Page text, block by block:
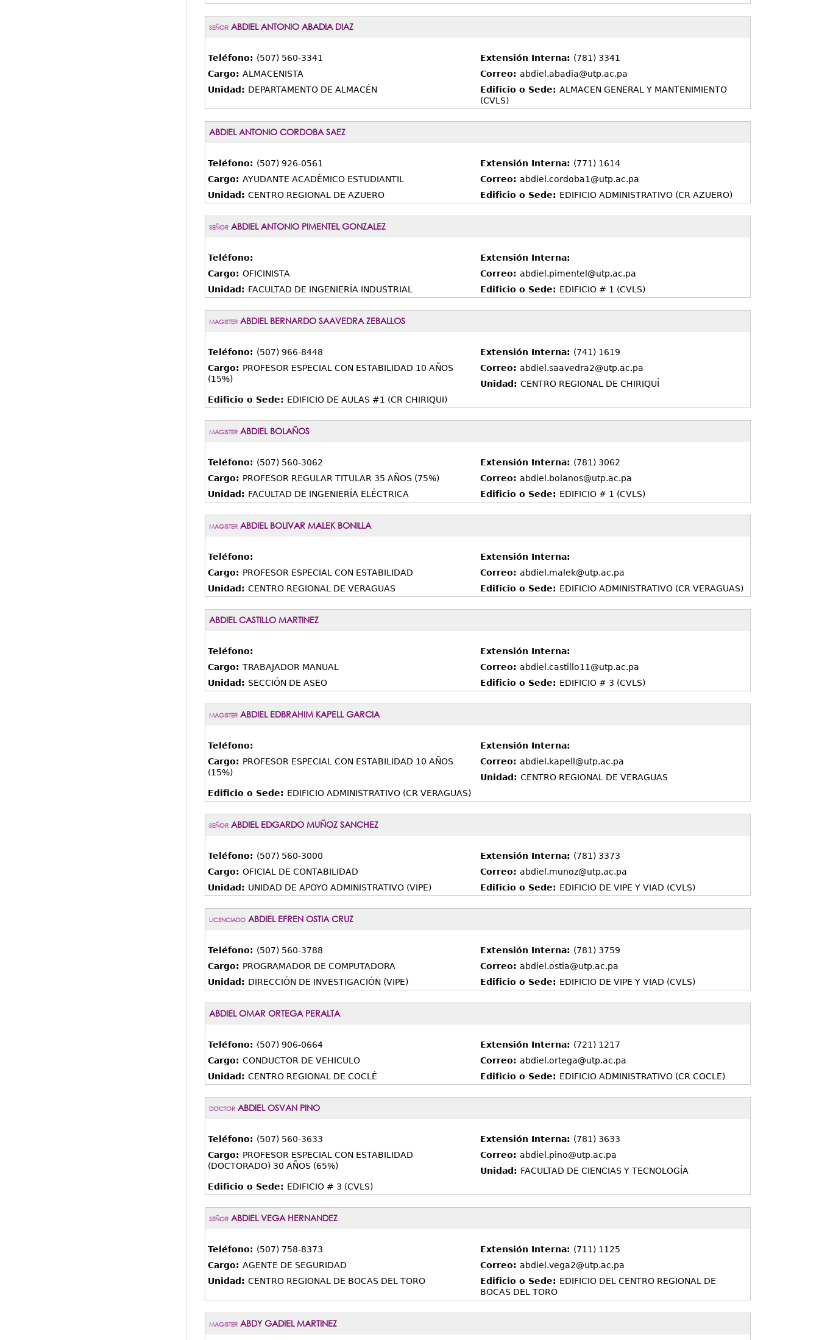
SEÑORABDIEL ANTONIO ABADIA DIAZ
Teléfono: (507) 560-3341 Extensión Interna: (781) 3341
Cargo: ALMACENISTA Correo: abdiel.abadia@utp.ac.pa
Unidad: DEPARTAMENTO DE ALMACÉN Edificio o Sede: ALMACEN GENERAL Y MANTENIMIENTO
(CVLS)
ABDIEL ANTONIO CORDOBA SAEZ
Teléfono: (507) 926-0561 Extensión Interna: (771) 1614
Cargo: AYUDANTE ACADÉMICO ESTUDIANTIL Correo: abdiel.cordoba1@utp.ac.pa
Unidad: CENTRO REGIONAL DE AZUERO Edificio o Sede: EDIFICIO ADMINISTRATIVO (CR AZUERO)
SEÑORABDIEL ANTONIO PIMENTEL GONZALEZ
Teléfono:
Extensión Interna:
Cargo: OFICINISTA Correo: abdiel.pimentel@utp.ac.pa
Unidad: FACULTAD DE INGENIERÍA INDUSTRIAL Edificio o Sede: EDIFICIO # 1 (CVLS)
MAGISTERABDIEL BERNARDO SAAVEDRA ZEBALLOS
Teléfono: (507) 966-8448 Extensión Interna: (741) 1619
Cargo: PROFESOR ESPECIAL CON ESTABILIDAD 10 AÑOS
(15%)
Correo: abdiel.saavedra2@utp.ac.pa
Unidad: CENTRO REGIONAL DE CHIRIQUÍ
Edificio o Sede: EDIFICIO DE AULAS #1 (CR CHIRIQUI)
MAGISTERABDIEL BOLAÑOS
Teléfono: (507) 560-3062 Extensión Interna: (781) 3062
Cargo: PROFESOR REGULAR TITULAR 35 AÑOS (75%) Correo: abdiel.bolanos@utp.ac.pa
Unidad: FACULTAD DE INGENIERÍA ELÉCTRICA Edificio o Sede: EDIFICIO # 1 (CVLS)
MAGISTERABDIEL BOLIVAR MALEK BONILLA
Teléfono:
Extensión Interna:
Cargo: PROFESOR ESPECIAL CON ESTABILIDAD Correo: abdiel.malek@utp.ac.pa
Unidad: CENTRO REGIONAL DE VERAGUAS Edificio o Sede: EDIFICIO ADMINISTRATIVO (CR VERAGUAS)
ABDIEL CASTILLO MARTINEZ
Teléfono:
Extensión Interna:
Cargo: TRABAJADOR MANUAL Correo: abdiel.castillo11@utp.ac.pa
Unidad: SECCIÓN DE ASEO Edificio o Sede: EDIFICIO # 3 (CVLS)
MAGISTERABDIEL EDBRAHIM KAPELL GARCIA
Teléfono:
Extensión Interna:
Cargo: PROFESOR ESPECIAL CON ESTABILIDAD 10 AÑOS
(15%)
Correo: abdiel.kapell@utp.ac.pa
Unidad: CENTRO REGIONAL DE VERAGUAS
Edificio o Sede: EDIFICIO ADMINISTRATIVO (CR VERAGUAS)
SEÑORABDIEL EDGARDO MUÑOZ SANCHEZ
Teléfono: (507) 560-3000 Extensión Interna: (781) 3373
Cargo: OFICIAL DE CONTABILIDAD Correo: abdiel.munoz@utp.ac.pa
Unidad: UNIDAD DE APOYO ADMINISTRATIVO (VIPE) Edificio o Sede: EDIFICIO DE VIPE Y VIAD (CVLS)
LICENCIADOABDIEL EFREN OSTIA CRUZ
Teléfono: (507) 560-3788 Extensión Interna: (781) 3759
Cargo: PROGRAMADOR DE COMPUTADORA Correo: abdiel.ostia@utp.ac.pa
Unidad: DIRECCIÓN DE INVESTIGACIÓN (VIPE) Edificio o Sede: EDIFICIO DE VIPE Y VIAD (CVLS)
ABDIEL OMAR ORTEGA PERALTA
Teléfono: (507) 906-0664 Extensión Interna: (721) 1217
Cargo: CONDUCTOR DE VEHICULO Correo: abdiel.ortega@utp.ac.pa
Unidad: CENTRO REGIONAL DE COCLÉ Edificio o Sede: EDIFICIO ADMINISTRATIVO (CR COCLE)
DOCTORABDIEL OSVAN PINO
Teléfono: (507) 560-3633 Extensión Interna: (781) 3633
Cargo: PROFESOR ESPECIAL CON ESTABILIDAD
(DOCTORADO) 30 AÑOS (65%)
Correo: abdiel.pino@utp.ac.pa
Unidad: FACULTAD DE CIENCIAS Y TECNOLOGÍA
Edificio o Sede: EDIFICIO # 3 (CVLS)
SEÑORABDIEL VEGA HERNANDEZ
Teléfono: (507) 758-8373 Extensión Interna: (711) 1125
Cargo: AGENTE DE SEGURIDAD Correo: abdiel.vega2@utp.ac.pa
Unidad: CENTRO REGIONAL DE BOCAS DEL TORO Edificio o Sede: EDIFICIO DEL CENTRO REGIONAL DE
BOCAS DEL TORO
MAGISTERABDY GADIEL MARTINEZ